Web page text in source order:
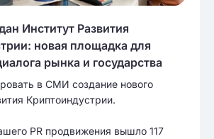
Институт Развития
новая площадка для
рынка и государства
в СМИ создание нового
Криптоиндустрии.
PR продвижения вышло 117